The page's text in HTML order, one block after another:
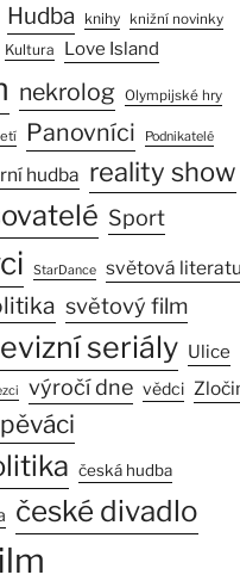
Hudba knihy knižní novinky
Kultura Love Island
nekrolog Olympijské hry
Panovníci Podnikatelé
hudba reality show
Sport
StarDance světová
světový film
seriály Ulice
výročí dne vědci
česká hudba
české divadlo